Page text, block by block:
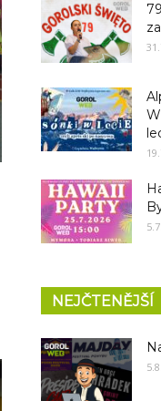
NEJČTENĚJŠÍ